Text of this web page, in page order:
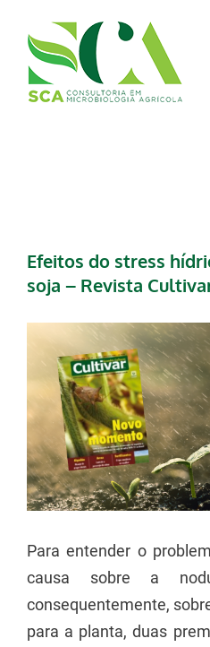
content
Efeitos do stress
soja – Revista
Larger
Image
Para entender o
causa sobre a
consequentemente,
para a planta, duas